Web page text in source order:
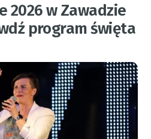
2026 w Zawadzie
program święta